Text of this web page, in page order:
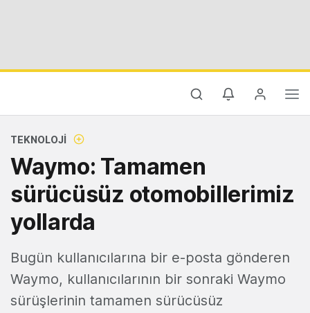
TEKNOLOJI
Waymo: Tamamen
sürücüsüz otomobillerimiz
yollarda
Bugün kullanıcılarına bir e-posta gönderen
Waymo, kullanıcılarının bir sonraki Waymo
sürüşlerinin tamamen sürücüsüz